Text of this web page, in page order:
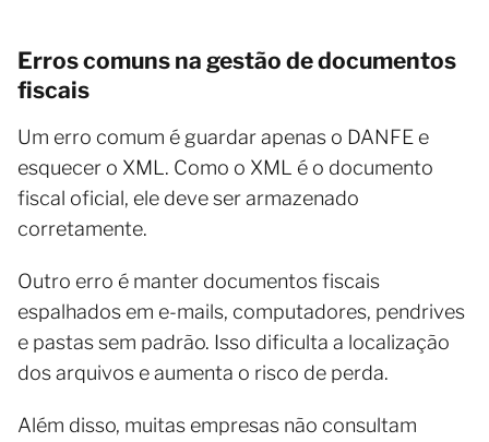
Erros comuns na gestão de documentos
fiscais
Um erro comum é guardar apenas o DANFE e
esquecer o XML. Como o XML é o documento
fiscal oficial, ele deve ser armazenado
corretamente.
Outro erro é manter documentos fiscais
espalhados em e-mails, computadores, pendrives
e pastas sem padrão. Isso dificulta a localização
dos arquivos e aumenta o risco de perda.
Além disso, muitas empresas não consultam